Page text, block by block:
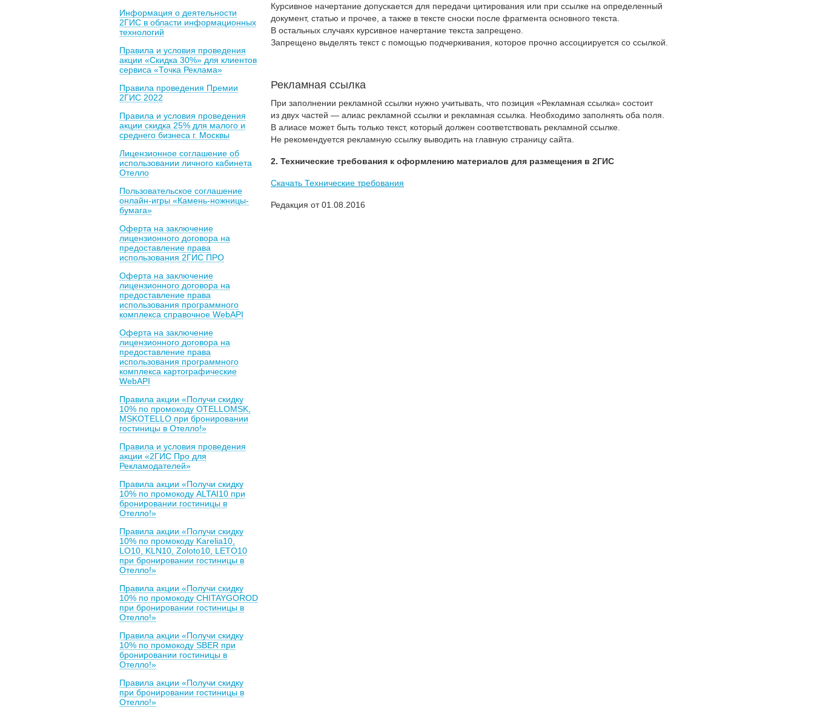
Информация о деятельности
2ГИС в области информационных
технологий
Правила и условия проведения
акции «Скидка 30%» для клиентов
сервиса «Точка Реклама»
Правила проведения Премии
2ГИС 2022
Правила и условия проведения
акции скидка 25% для малого и
среднего бизнеса г. Москвы
Лицензионное соглашение об
использовании личного кабинета
Отелло
Пользовательское соглашение
онлайн-игры «Камень-ножницы-
бумага»
Оферта на заключение
лицензионного договора на
предоставление права
использования 2ГИС ПРО
Оферта на заключение
лицензионного договора на
предоставление права
использования программного
комплекса справочное WebAPI
Оферта на заключение
лицензионного договора на
предоставление права
использования программного
комплекса картографические
WebAPI
Правила акции «Получи скидку
10% по промокоду OTELLOMSK,
MSKOTELLO при бронировании
гостиницы в Отелло!»
Правила и условия проведения
акции «2ГИС Про для
Рекламодателей»
Правила акции «Получи скидку
10% по промокоду ALTAI10 при
бронировании гостиницы в
Отелло!»
Правила акции «Получи скидку
10% по промокоду Karelia10,
LO10, KLN10, Zoloto10, LETO10
при бронировании гостиницы в
Отелло!»
Правила акции «Получи скидку
10% по промокоду CHITAYGOROD
при бронировании гостиницы в
Отелло!»
Правила акции «Получи скидку
10% по промокоду SBER при
бронировании гостиницы в
Отелло!»
Правила акции «Получи скидку
при бронировании гостиницы в
Отелло!»
Курсивное начертание допускается для передачи цитирования или при ссылке на определенный
документ, статью и прочее, а также в тексте сноски после фрагмента основного текста.
В остальных случаях курсивное начертание текста запрещено.
Запрещено выделять текст с помощью подчеркивания, которое прочно ассоциируется со ссылкой.
Рекламная ссылка
При заполнении рекламной ссылки нужно учитывать, что позиция «Рекламная ссылка» состоит
из двух частей — алиас рекламной ссылки и рекламная ссылка. Необходимо заполнять оба поля.
В алиасе может быть только текст, который должен соответствовать рекламной ссылке.
Не рекомендуется рекламную ссылку выводить на главную страницу сайта.
2. Технические требования к оформлению материалов для размещения в 2ГИС
Скачать Технические требования
Редакция от 01.08.2016